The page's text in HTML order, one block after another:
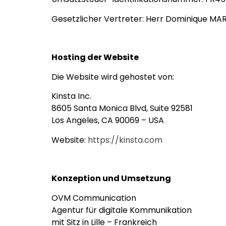
Gesetzlicher Vertreter: Herr Dominique
Hosting der Website
Die Website wird gehostet von:
Kinsta Inc.
8605 Santa Monica Blvd, Suite 92581
Los Angeles, CA 90069 – USA
Website: https://kinsta.com
Konzeption und Umsetzung
OVM Communication
Agentur für digitale Kommunikation
mit Sitz in Lille – Frankreich